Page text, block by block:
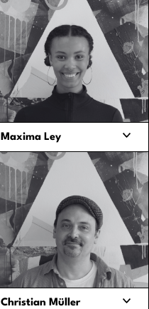
Öffentlichkeitsarbeit, Artist
Booking
jacky@oha-music.com
Maxima Ley
Lokale Produktion
maxima@oha-music.com
Christian Müller